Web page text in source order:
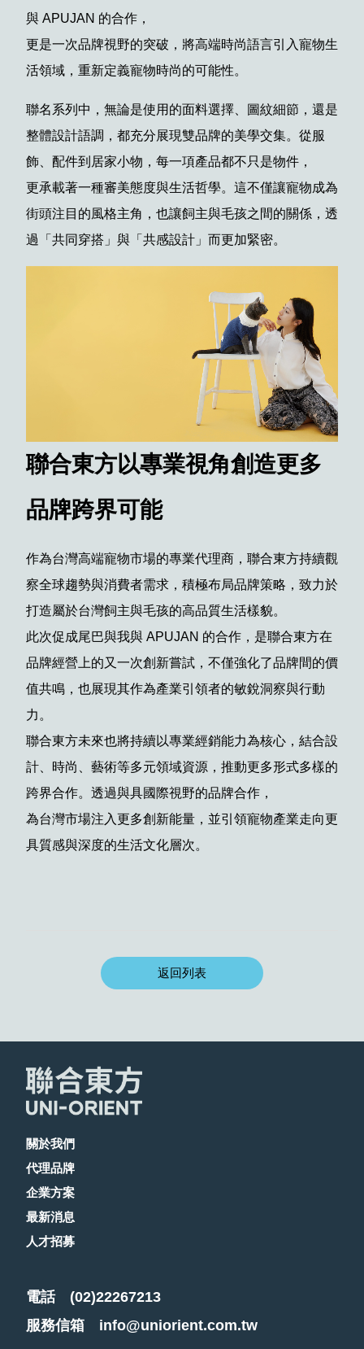
與 APUJAN 的合作，
更是一次品牌視野的突破，將高端時尚語言引入寵物生
活領域，重新定義寵物時尚的可能性。
聯名系列中，無論是使用的面料選擇、圖紋細節，還是
整體設計語調，都充分展現雙品牌的美學交集。從服
飾、配件到居家小物，每一項產品都不只是物件，
更承載著一種審美態度與生活哲學。這不僅讓寵物成為
街頭注目的風格主角，也讓飼主與毛孩之間的關係，透
過「共同穿搭」與「共感設計」而更加緊密。
聯合東方以專業視角創造更多
品牌跨界可能
作為台灣高端寵物市場的專業代理商，聯合東方持續觀
察全球趨勢與消費者需求，積極布局品牌策略，致力於
打造屬於台灣飼主與毛孩的高品質生活樣貌。
此次促成尾巴與我與 APUJAN 的合作，是聯合東方在
品牌經營上的又一次創新嘗試，不僅強化了品牌間的價
值共鳴，也展現其作為產業引領者的敏銳洞察與行動
力。
聯合東方未來也將持續以專業經銷能力為核心，結合設
計、時尚、藝術等多元領域資源，推動更多形式多樣的
跨界合作。透過與具國際視野的品牌合作，
為台灣市場注入更多創新能量，並引領寵物產業走向更
具質感與深度的生活文化層次。
返回列表
關於我們
代理品牌
企業方案
最新消息
人才招募
電話 (02)22267213
服務信箱 info@uniorient.com.tw